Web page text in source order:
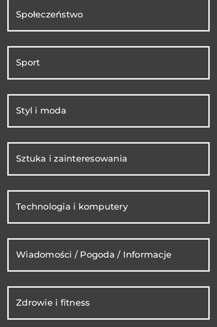
Społeczeństwo
Sport
Styl i moda
Sztuka i zainteresowania
Technologia i komputery
Wiadomości / Pogoda / Informacje
Zdrowie i fitness